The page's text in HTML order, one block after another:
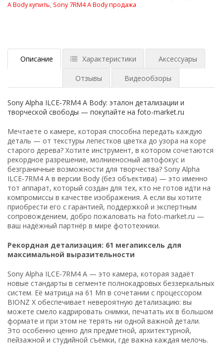
A Body купить, Sony 7RM4 A Body продажа
Описание Характеристики Аксессуары
Отзывы Видеообзоры
Sony Alpha ILCE‑7RM4 A Body: эталон детализации и
творческой свободы — покупайте на foto-market.ru
Мечтаете о камере, которая способна передать каждую
деталь — от текстуры лепестков цветка до узора на коре
старого дерева? Хотите инструмент, в котором сочетаются
рекордное разрешение, молниеносный автофокус и
безграничные возможности для творчества? Sony Alpha
ILCE‑7RM4 A в версии Body (без объектива) — это именно
тот аппарат, который создан для тех, кто не готов идти на
компромиссы в качестве изображения. А если вы хотите
приобрести его с гарантией, поддержкой и экспертным
сопровождением, добро пожаловать на foto-market.ru —
ваш надёжный партнёр в мире фототехники.
Рекордная детализация: 61 мегапиксель для
максимальной выразительности
Sony Alpha ILCE‑7RM4 A — это камера, которая задаёт
новые стандарты в сегменте полнокадровых беззеркальных
систем. Её матрица на 61 Мп в сочетании с процессором
BIONZ X обеспечивает невероятную детализацию: вы
можете смело кадрировать снимки, печатать их в большом
формате и при этом не терять ни одной важной детали.
Это особенно ценно для предметной, архитектурной,
пейзажной и студийной съёмки, где важна каждая мелочь.